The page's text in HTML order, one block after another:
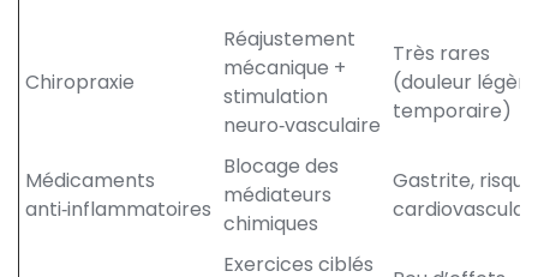
Chiropraxie
Réajustement
mécanique +
stimulation
neuro‑vasculaire
Très rares
(douleur légère
temporaire)
Médicaments
anti‑inflammatoires
Blocage des
médiateurs
chimiques
Gastrite, risque
Exercices ciblés